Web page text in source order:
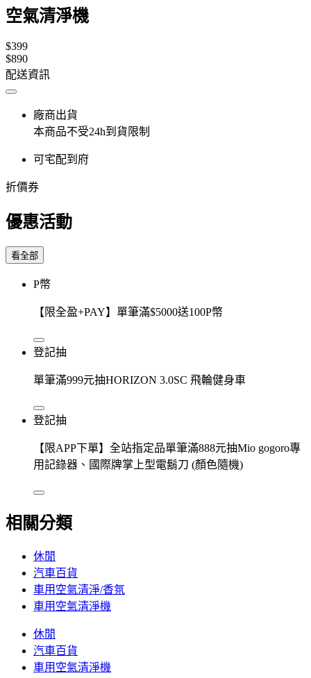
空氣清淨機
$399
$890
配送資訊
廠商出貨
本商品不受24h到貨限制
可宅配到府
折價券
優惠活動
看全部
P幣
【限全盈+PAY】單筆滿$5000送100P幣
登記抽
單筆滿999元抽HORIZON 3.0SC 飛輪健身車
登記抽
【限APP下單】全站指定品單筆滿888元抽Mio gogoro專
用記錄器、國際牌掌上型電鬍刀 (顏色隨機)
相關分類
休閒
汽車百貨
車用空氣清淨/香氛
車用空氣清淨機
休閒
汽車百貨
車用空氣清淨機